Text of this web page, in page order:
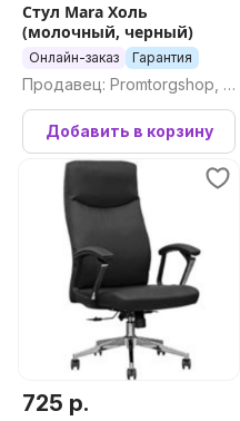
Стул Mara Холь
(молочный, черный)
Онлайн-заказ Гарантия
Продавец: Promtorgshop, П
ромторгшоп
Добавить в корзину
725 р.